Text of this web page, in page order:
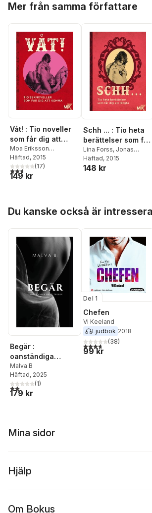
Mer från samma författare
Våt! : Tio noveller
som får dig att
komma
Moa Eriksson
Sandberg,Johanna
Narberg,Daniel Möller
Eme Johansson
Frykholm,Anna
Häftad, 2015
2,7utav 5 stjärnor. Totalt antal röster:
(17)
149 kr
Schh ... : Tio heta
berättelser som får
dig att längta
Lina Forss, Jonas
Cornell,Johanna
Narberg
Johansson,Malva B.
Häftad, 2015
148 kr
Du kanske också är
Begär :
oanständiga
berättelser
Malva B
Häftad, 2025
2,0utav 5 stjärnor. Totalt antal röster:
(1)
179 kr
Del 1
Chefen
Vi Keeland
Ljudbok 2018
3,7utav 5 stjärnor.
(38)
99 kr
Mina sidor
Hjälp
Om Bokus